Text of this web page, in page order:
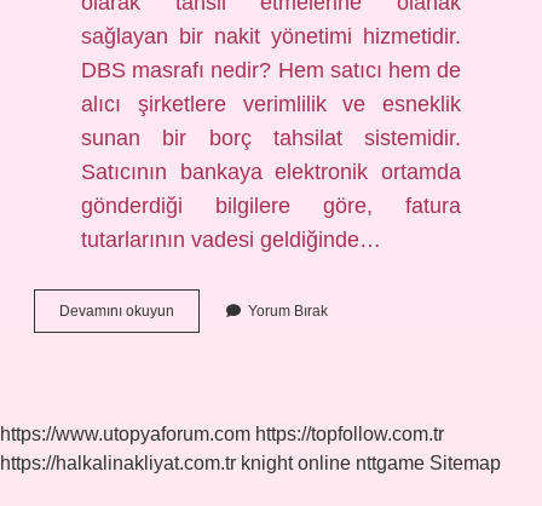
sağlayan bir nakit yönetimi hizmetidir.
DBS masrafı nedir? Hem satıcı hem de
alıcı şirketlere verimlilik ve esneklik
sunan bir borç tahsilat sistemidir.
Satıcının bankaya elektronik ortamda
gönderdiği bilgilere göre, fatura
tutarlarının vadesi geldiğinde…
Devamını okuyun
Nedir
Yorum Bırak
https://www.utopyaforum.com https://topfollow.com.tr
https://halkalinakliyat.com.tr knight online nttgame Sitemap